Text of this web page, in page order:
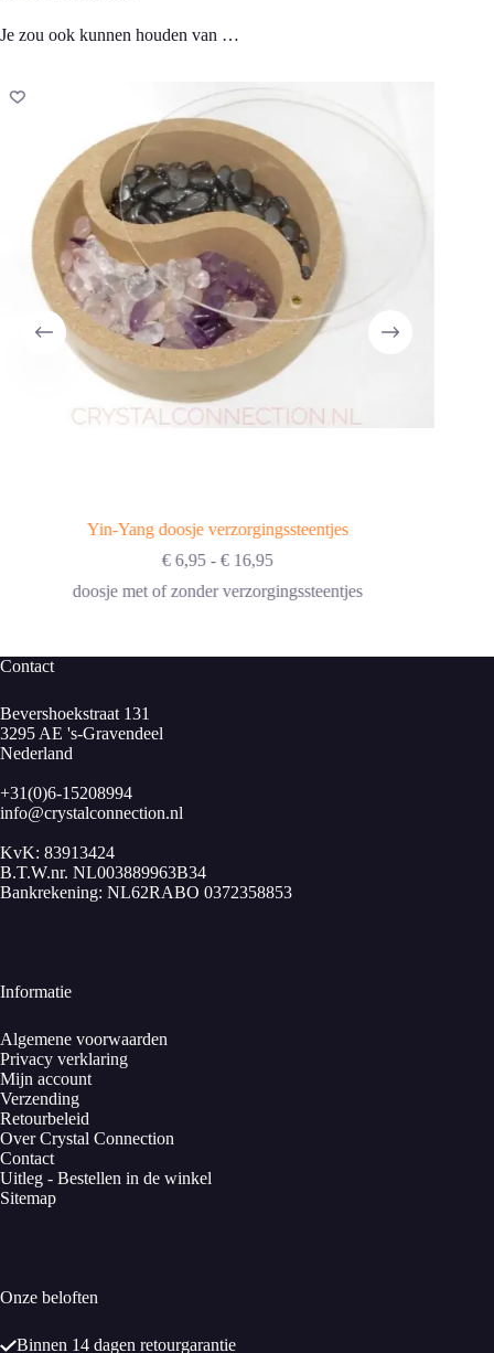
Je zou ook kunnen houden van …
Yin-Yang doosje verzorgingssteentjes
€6,95 - €16,95Prijsklasse:
tot
doosje met of zonder verzorgingssteentjes
Contact
Bevershoekstraat 131
3295 AE 's-Gravendeel
Nederland
+31(0)6-15208994
info@crystalconnection.nl
KvK: 83913424
B.T.W.nr. NL003889963B34
Bankrekening: NL62RABO 0372358853
Informatie
Algemene voorwaarden
Privacy verklaring
Mijn account
Verzending
Retourbeleid
Over Crystal Connection
Contact
Uitleg - Bestellen in de winkel
Sitemap
Onze beloften
Binnen 14 dagen retourgarantie